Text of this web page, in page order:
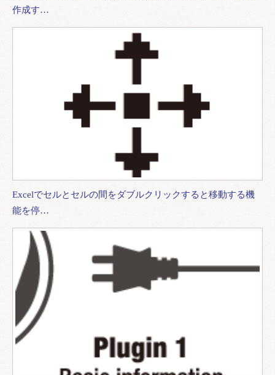
作成す…
Excelでセルとセルの間をダブルクリックすると移動する機
能を停…